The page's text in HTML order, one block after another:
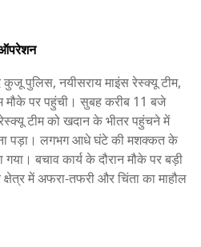
कुजू पुलिस, नयीसराय माइंस रेस्क्यू टीम,
पर पहुंची। सुबह करीब 11 बजे
टीम को खदान के भीतर पहुंचने में
पड़ा। लगभग आधे घंटे की मशक्कत के
गया। बचाव कार्य के दौरान मौके पर बड़ी
में अफरा-तफरी और चिंता का माहौल